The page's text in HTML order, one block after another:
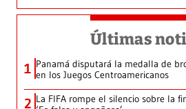
Últimas
1 Panamá disputará la medalla de
en los Juegos Centroamericanos
2 La FIFA rompe el silencio sobre la